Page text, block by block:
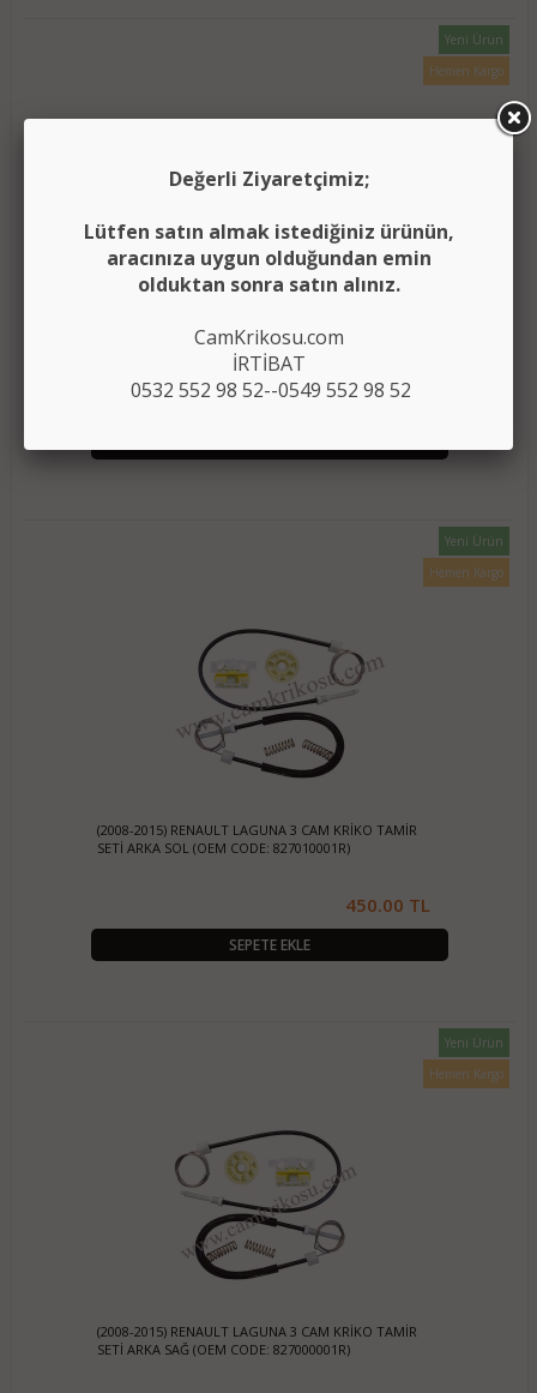
Yeni Ürün
Hemen Kargo
(2008-2015) RENAULT LAGUNA 3 CAM KRİKO TAMİR
SETİ ÖN SAĞ (OEM CODE: 807000002R)
450.00 TL
Yeni Ürün
Hemen Kargo
(2008-2015) RENAULT LAGUNA 3 CAM KRİKO TAMİR
SETİ ARKA SOL (OEM CODE: 827010001R)
450.00 TL
SEPETE EKLE
Yeni Ürün
Hemen Kargo
(2008-2015) RENAULT LAGUNA 3 CAM KRİKO TAMİR
SETİ ARKA SAĞ (OEM CODE: 827000001R)
Değerli Ziyaretçimiz;
Lütfen satın almak istediğiniz ürünün,
aracınıza uygun olduğundan emin
olduktan sonra satın alınız.
CamKrikosu.com
İRTİBAT
0532 552 98 52--0549 552 98 52